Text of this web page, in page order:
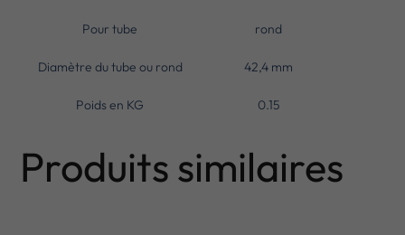
Pour tube rond
Diamètre du tube ou rond 42,4 mm
Poids en KG 0.15
Produits similaires